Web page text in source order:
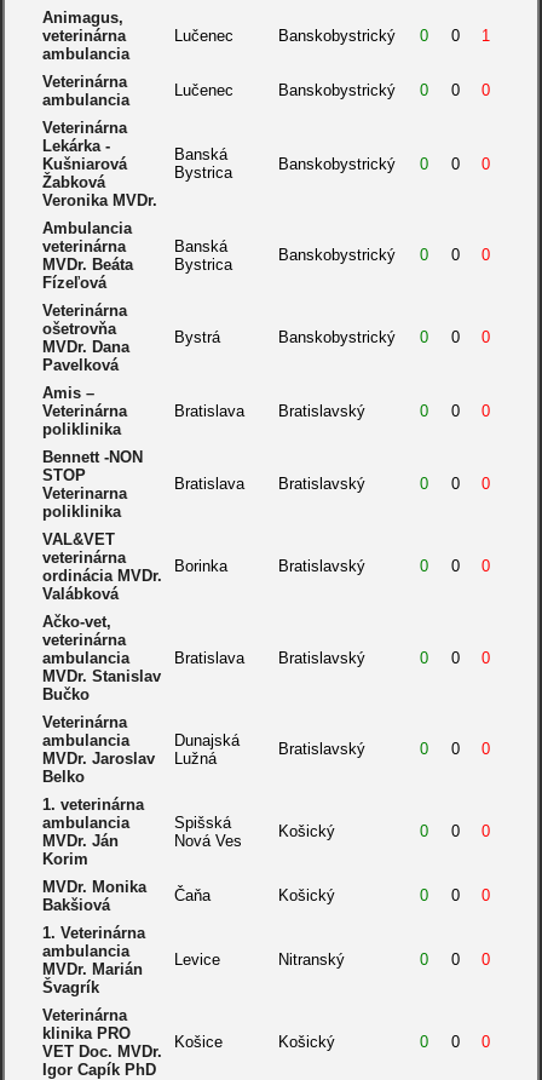
Animagus,
veterinárna
ambulancia
Lučenec Banskobystrický 0 0 1
Veterinárna
ambulancia
Lučenec Banskobystrický 0 0 0
Veterinárna
Lekárka -
Kušniarová
Žabková
Veronika MVDr.
Banská
Bystrica
Banskobystrický 0 0 0
Ambulancia
veterinárna
MVDr. Beáta
Fízeľová
Banská
Bystrica
Banskobystrický 0 0 0
Veterinárna
ošetrovňa
MVDr. Dana
Pavelková
Bystrá Banskobystrický 0 0 0
Amis –
Veterinárna
poliklinika
Bratislava Bratislavský 0 0 0
Bennett -NON
STOP
Veterinarna
poliklinika
Bratislava Bratislavský 0 0 0
VAL&VET
veterinárna
ordinácia MVDr.
Valábková
Borinka Bratislavský 0 0 0
Ačko-vet,
veterinárna
ambulancia
MVDr. Stanislav
Bučko
Bratislava Bratislavský 0 0 0
Veterinárna
ambulancia
MVDr. Jaroslav
Belko
Dunajská
Lužná
Bratislavský 0 0 0
1. veterinárna
ambulancia
MVDr. Ján
Korim
Spišská
Nová Ves
Košický 0 0 0
MVDr. Monika
Bakšiová
Čaňa Košický 0 0 0
1. Veterinárna
ambulancia
MVDr. Marián
Švagrík
Levice Nitranský 0 0 0
Veterinárna
klinika PRO
VET Doc. MVDr.
Igor Capík PhD
Košice Košický 0 0 0